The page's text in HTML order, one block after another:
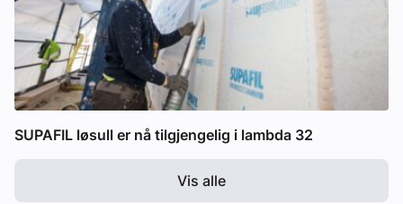
SUPAFIL løsull er nå tilgjengelig i lambda 32
Vis alle